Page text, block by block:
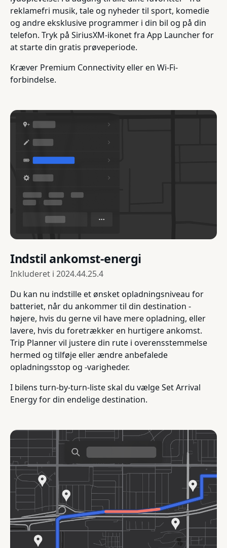
reklamefri musik, tale og nyheder til sport, komedie
og andre eksklusive programmer i din bil og på din
telefon. Tryk på SiriusXM-ikonet fra App Launcher for
at starte din gratis prøveperiode.
Kræver Premium Connectivity eller en Wi-Fi-
forbindelse.
Indstil ankomst-energi
Inkluderet i 2024.44.25.4
Du kan nu indstille et ønsket opladningsniveau for
batteriet, når du ankommer til din destination -
højere, hvis du gerne vil have mere opladning, eller
lavere, hvis du foretrækker en hurtigere ankomst.
Trip Planner vil justere din rute i overensstemmelse
hermed og tilføje eller ændre anbefalede
opladningsstop og -varigheder.
I bilens turn-by-turn-liste skal du vælge Set Arrival
Energy for din endelige destination.